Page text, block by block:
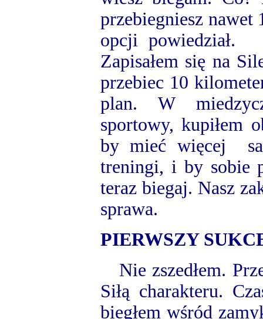
przebiegniesz
opcji
Zapisałem się na
przebiec 10
plan. W
sportowy, kupiłem
by mieć więcej
treningi, i by sobie
teraz biegaj. Nasz
sprawa.
PIERWSZY
Nie zszedłem.
Siłą charakteru.
biegłem wśród